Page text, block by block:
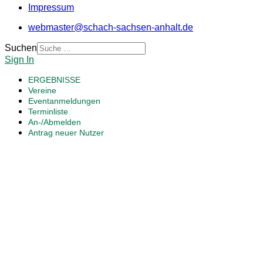
Impressum
webmaster@schach-sachsen-anhalt.de
Suchen
Sign In
ERGEBNISSE
Vereine
Eventanmeldungen
Terminliste
An-/Abmelden
Antrag neuer Nutzer